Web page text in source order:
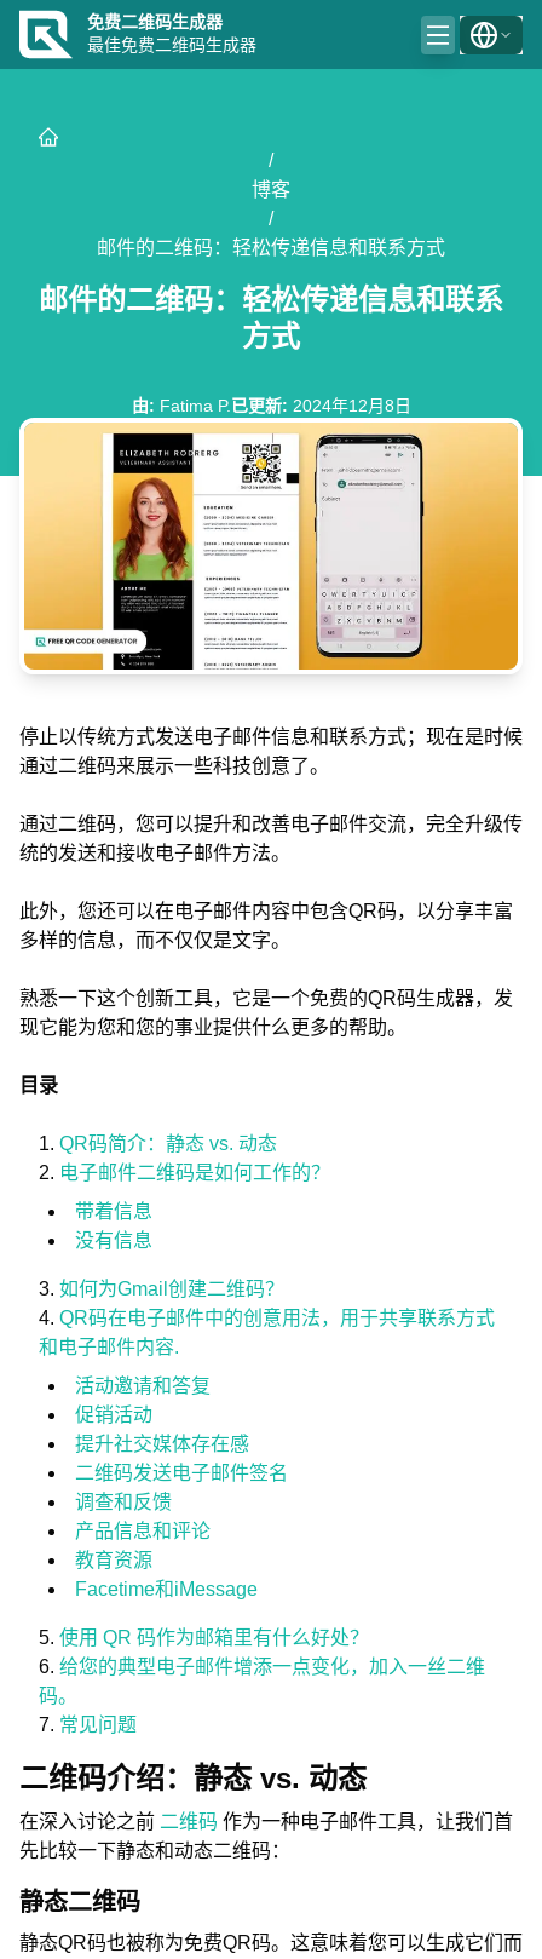
免费二维码生成器
最佳免费二维码生成器
/
博客
/
邮件的二维码：轻松传递信息和联系方式
邮件的二维码：轻松传递信息和联系
方式
由: Fatima P.已更新: 2024年12月8日
停止以传统方式发送电子邮件信息和联系方式；现在是时候
通过二维码来展示一些科技创意了。
通过二维码，您可以提升和改善电子邮件交流，完全升级传
统的发送和接收电子邮件方法。
此外，您还可以在电子邮件内容中包含QR码，以分享丰富
多样的信息，而不仅仅是文字。
熟悉一下这个创新工具，它是一个免费的QR码生成器，发
现它能为您和您的事业提供什么更多的帮助。
目录
QR码简介：静态 vs. 动态
电子邮件二维码是如何工作的？
带着信息
没有信息
如何为Gmail创建二维码？
QR码在电子邮件中的创意用法，用于共享联系方式
和电子邮件内容.
活动邀请和答复
促销活动
提升社交媒体存在感
二维码发送电子邮件签名
调查和反馈
产品信息和评论
教育资源
Facetime和iMessage
使用 QR 码作为邮箱里有什么好处？
给您的典型电子邮件增添一点变化，加入一丝二维
码。
常见问题
二维码介绍：静态 vs. 动态
在深入讨论之前 二维码 作为一种电子邮件工具，让我们首
先比较一下静态和动态二维码：
静态二维码
静态QR码也被称为免费QR码。这意味着您可以生成它们而